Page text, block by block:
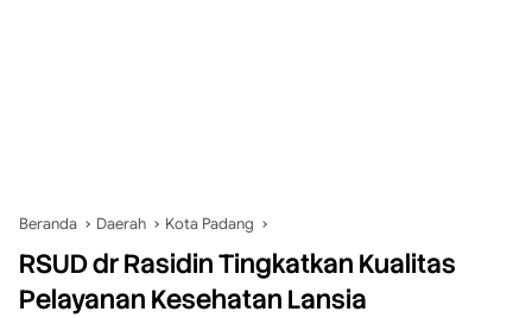
Beranda Daerah Kota Padang
RSUD dr Rasidin Tingkatkan Kualitas
Pelayanan Kesehatan Lansia